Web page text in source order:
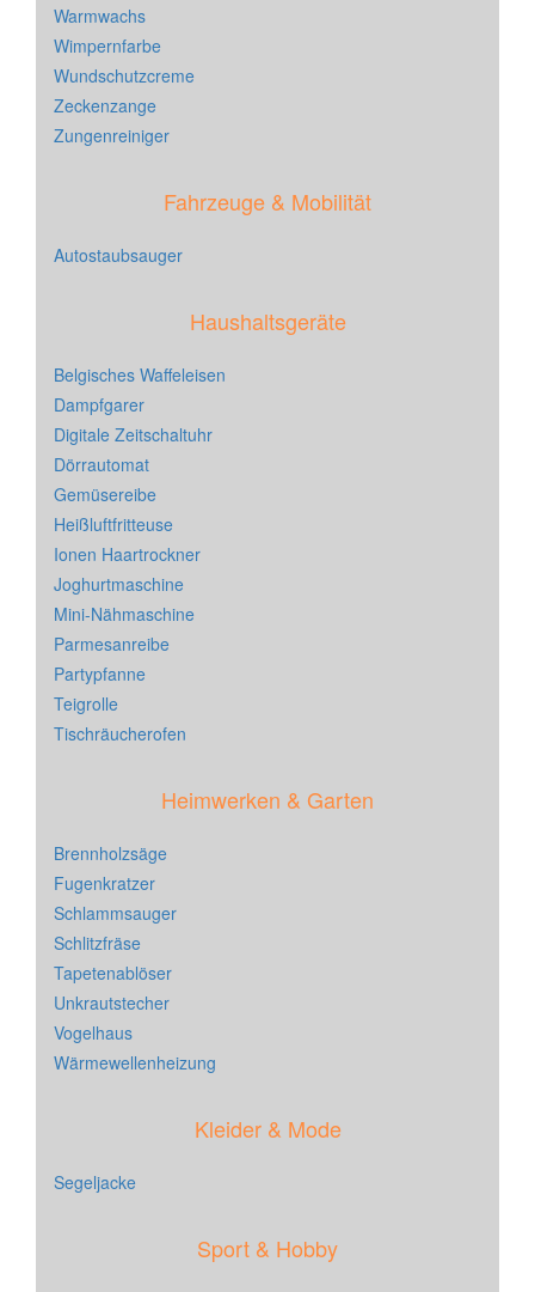
Warmwachs
Wimpernfarbe
Wundschutzcreme
Zeckenzange
Zungenreiniger
Fahrzeuge & Mobilität
Autostaubsauger
Haushaltsgeräte
Belgisches Waffeleisen
Dampfgarer
Digitale Zeitschaltuhr
Dörrautomat
Gemüsereibe
Heißluftfritteuse
Ionen Haartrockner
Joghurtmaschine
Mini-Nähmaschine
Parmesanreibe
Partypfanne
Teigrolle
Tischräucherofen
Heimwerken & Garten
Brennholzsäge
Fugenkratzer
Schlammsauger
Schlitzfräse
Tapetenablöser
Unkrautstecher
Vogelhaus
Wärmewellenheizung
Kleider & Mode
Segeljacke
Sport & Hobby